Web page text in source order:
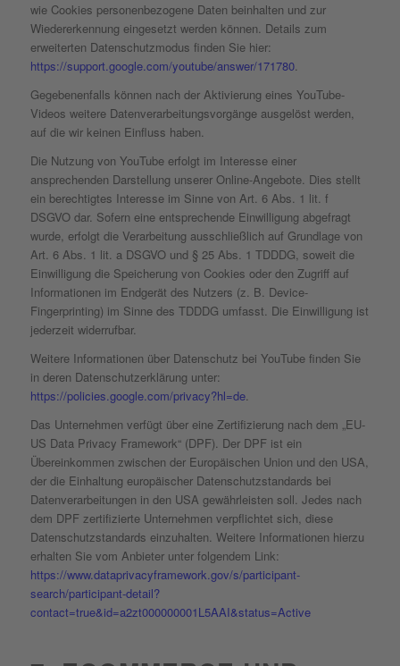
wie Cookies personenbezogene Daten beinhalten und zur
Wiedererkennung eingesetzt werden können. Details zum
erweiterten Datenschutzmodus finden Sie hier:
https://support.google.com/youtube/answer/171780.
Gegebenenfalls können nach der Aktivierung eines YouTube-
Videos weitere Datenverarbeitungsvorgänge ausgelöst werden,
auf die wir keinen Einfluss haben.
Die Nutzung von YouTube erfolgt im Interesse einer
ansprechenden Darstellung unserer Online-Angebote. Dies stellt
ein berechtigtes Interesse im Sinne von Art. 6 Abs. 1 lit. f
DSGVO dar. Sofern eine entsprechende Einwilligung abgefragt
wurde, erfolgt die Verarbeitung ausschließlich auf Grundlage von
Art. 6 Abs. 1 lit. a DSGVO und § 25 Abs. 1 TDDDG, soweit die
Einwilligung die Speicherung von Cookies oder den Zugriff auf
Informationen im Endgerät des Nutzers (z. B. Device-
Fingerprinting) im Sinne des TDDDG umfasst. Die Einwilligung ist
jederzeit widerrufbar.
Weitere Informationen über Datenschutz bei YouTube finden Sie
in deren Datenschutzerklärung unter:
https://policies.google.com/privacy?hl=de.
Das Unternehmen verfügt über eine Zertifizierung nach dem „EU-
US Data Privacy Framework“ (DPF). Der DPF ist ein
Übereinkommen zwischen der Europäischen Union und den USA,
der die Einhaltung europäischer Datenschutzstandards bei
Datenverarbeitungen in den USA gewährleisten soll. Jedes nach
dem DPF zertifizierte Unternehmen verpflichtet sich, diese
Datenschutzstandards einzuhalten. Weitere Informationen hierzu
erhalten Sie vom Anbieter unter folgendem Link:
https://www.dataprivacyframework.gov/s/participant-
search/participant-detail?
contact=true&id=a2zt000000001L5AAI&status=Active